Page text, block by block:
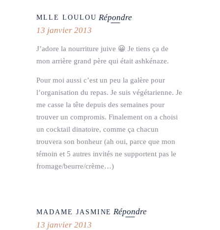
MLLE LOULOU Répondre
13 janvier 2013
J’adore la nourriture juive 😀 Je tiens ça de
mon arrière grand père qui était ashkénaze.
Pour moi aussi c’est un peu la galère pour
l’organisation du repas. Je suis végétarienne. Je
me casse la tête depuis des semaines pour
trouver un compromis. Finalement on a choisi
un cocktail dinatoire, comme ça chacun
trouvera son bonheur (ah oui, parce que mon
témoin et 5 autres invités ne supportent pas le
fromage/beurre/crème…)
MADAME JASMINE Répondre
13 janvier 2013